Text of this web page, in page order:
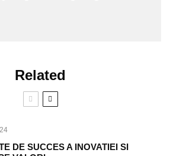
Related
DE SUCCES A INOVATIEI SI